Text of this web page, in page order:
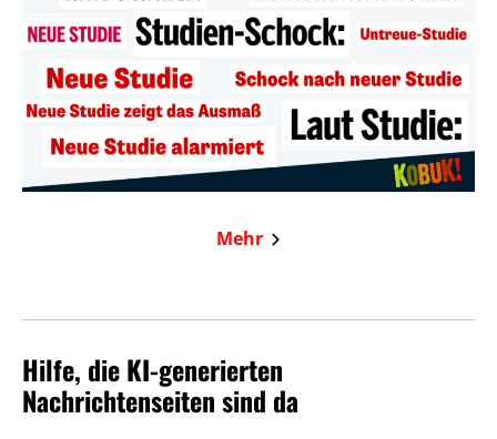
Mehr
Hilfe, die KI-generierten
Nachrichtenseiten sind da